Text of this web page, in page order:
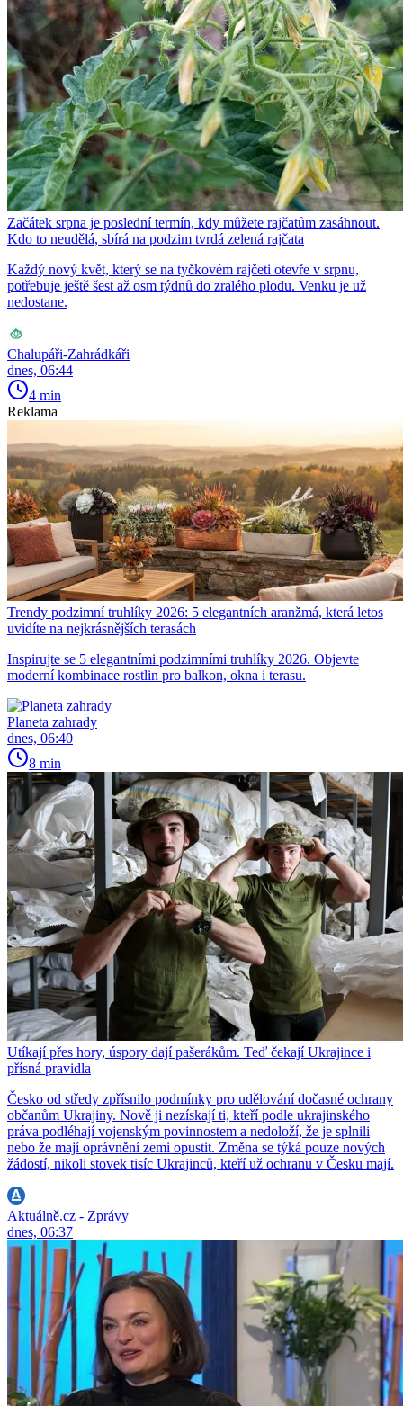
Začátek srpna je poslední termín, kdy můžete rajčatům zasáhnout.
Kdo to neudělá, sbírá na podzim tvrdá zelená rajčata
Každý nový květ, který se na tyčkovém rajčeti otevře v srpnu,
potřebuje ještě šest až osm týdnů do zralého plodu. Venku je už
nedostane.
Chalupáři-Zahrádkáři
dnes, 06:44
4 min
Reklama
Trendy podzimní truhlíky 2026: 5 elegantních aranžmá, která letos
uvidíte na nejkrásnějších terasách
Inspirujte se 5 elegantními podzimními truhlíky 2026. Objevte
moderní kombinace rostlin pro balkon, okna i terasu.
Planeta zahrady
dnes, 06:40
8 min
Utíkají přes hory, úspory dají pašerákům. Teď čekají Ukrajince i
přísná pravidla
Česko od středy zpřísnilo podmínky pro udělování dočasné ochrany
občanům Ukrajiny. Nově ji nezískají ti, kteří podle ukrajinského
práva podléhají vojenským povinnostem a nedoloží, že je splnili
nebo že mají oprávnění zemi opustit. Změna se týká pouze nových
žádostí, nikoli stovek tisíc Ukrajinců, kteří už ochranu v Česku mají.
Aktuálně.cz - Zprávy
dnes, 06:37